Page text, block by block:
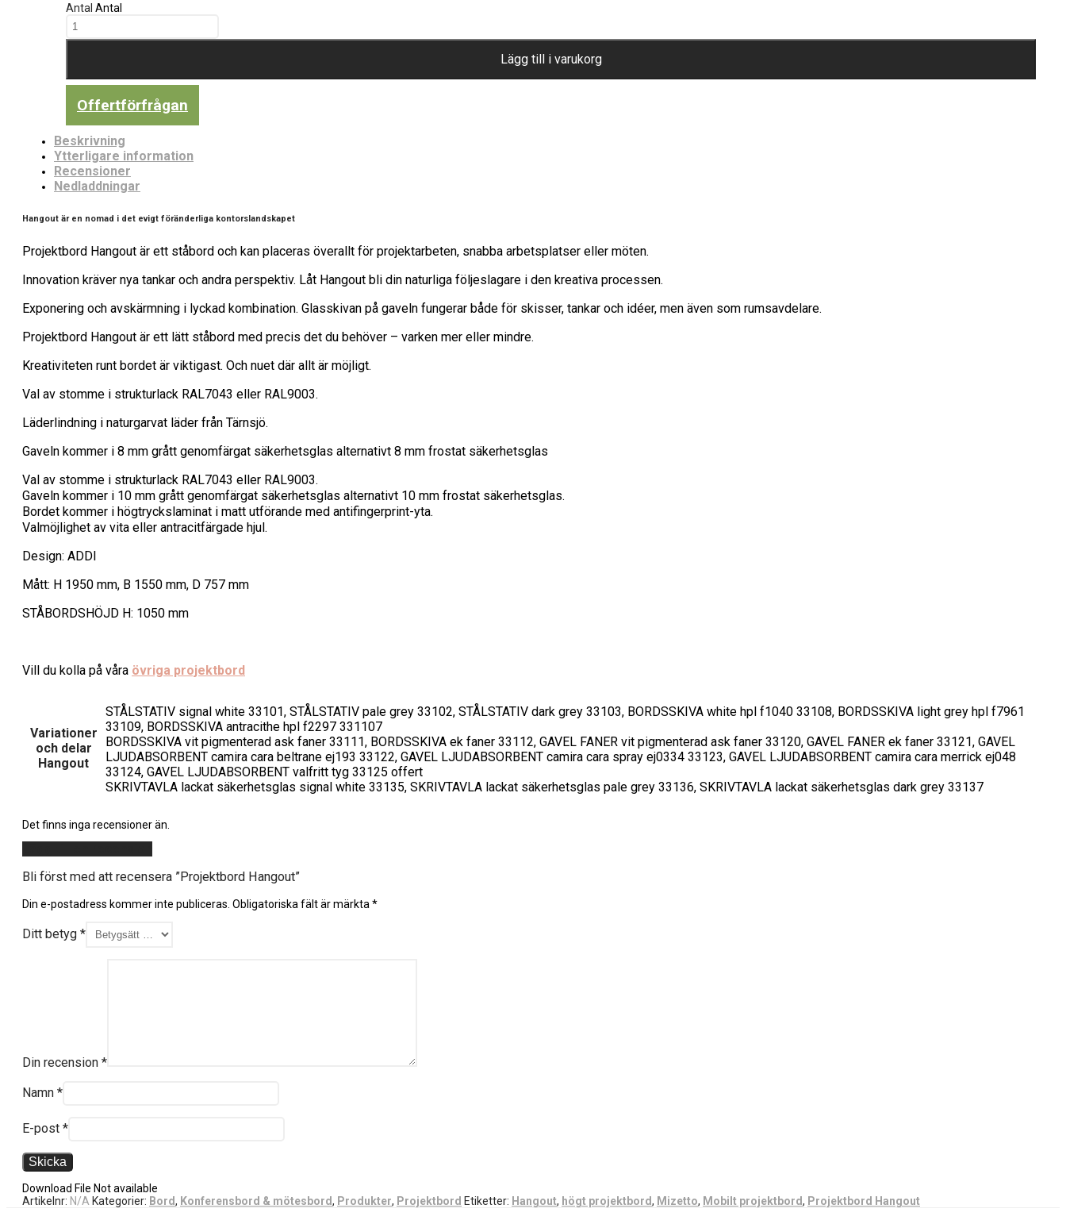
Antal Antal
Lägg till i varukorg
Offertförfrågan
Beskrivning
Ytterligare information
Recensioner
Nedladdningar
Hangout är en nomad i det evigt föränderliga kontorslandskapet
Projektbord Hangout är ett ståbord och kan placeras överallt för projektarbeten, snabba arbetsplatser eller möten.
Innovation kräver nya tankar och andra perspektiv. Låt Hangout bli din naturliga följeslagare i den kreativa processen.
Exponering och avskärmning i lyckad kombination. Glasskivan på gaveln fungerar både för skisser, tankar och idéer, men även som rumsavdelare.
Projektbord Hangout är ett lätt ståbord med precis det du behöver – varken mer eller mindre.
Kreativiteten runt bordet är viktigast. Och nuet där allt är möjligt.
Val av stomme i strukturlack RAL7043 eller RAL9003.
Läderlindning i naturgarvat läder från Tärnsjö.
Gaveln kommer i 8 mm grått genomfärgat säkerhetsglas alternativt 8 mm frostat säkerhetsglas
Val av stomme i strukturlack RAL7043 eller RAL9003.
Gaveln kommer i 10 mm grått genomfärgat säkerhetsglas alternativt 10 mm frostat säkerhetsglas.
Bordet kommer i högtryckslaminat i matt utförande med antifingerprint-yta.
Valmöjlighet av vita eller antracitfärgade hjul.
Design: ADDI
Mått: H 1950 mm, B 1550 mm, D 757 mm
STÅBORDSHÖJD H: 1050 mm
Vill du kolla på våra övriga projektbord
Variationer
och delar
Hangout
STÅLSTATIV signal white 33101, STÅLSTATIV pale grey 33102, STÅLSTATIV dark grey 33103, BORDSSKIVA white hpl f1040 33108, BORDSSKIVA light grey hpl f7961
33109, BORDSSKIVA antracithe hpl f2297 331107
BORDSSKIVA vit pigmenterad ask faner 33111, BORDSSKIVA ek faner 33112, GAVEL FANER vit pigmenterad ask faner 33120, GAVEL FANER ek faner 33121, GAVEL
LJUDABSORBENT camira cara beltrane ej193 33122, GAVEL LJUDABSORBENT camira cara spray ej0334 33123, GAVEL LJUDABSORBENT camira cara merrick ej048
33124, GAVEL LJUDABSORBENT valfritt tyg 33125 offert
SKRIVTAVLA lackat säkerhetsglas signal white 33135, SKRIVTAVLA lackat säkerhetsglas pale grey 33136, SKRIVTAVLA lackat säkerhetsglas dark grey 33137
Det finns inga recensioner än.
Bli först med att recensera ”Projektbord Hangout”
Din e-postadress kommer inte publiceras. Obligatoriska fält är märkta *
Ditt betyg *
Din recension *
Namn *
E-post *
Download File Not available
Artikelnr: N/A Kategorier: Bord, Konferensbord & mötesbord, Produkter, Projektbord Etiketter: Hangout, högt projektbord, Mizetto, Mobilt projektbord, Projektbord Hangout